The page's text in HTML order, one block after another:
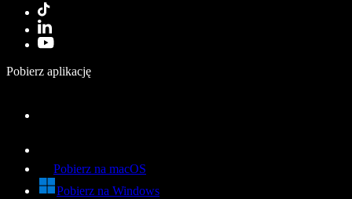
Pobierz aplikację
Pobierz na macOS
Pobierz na Windows